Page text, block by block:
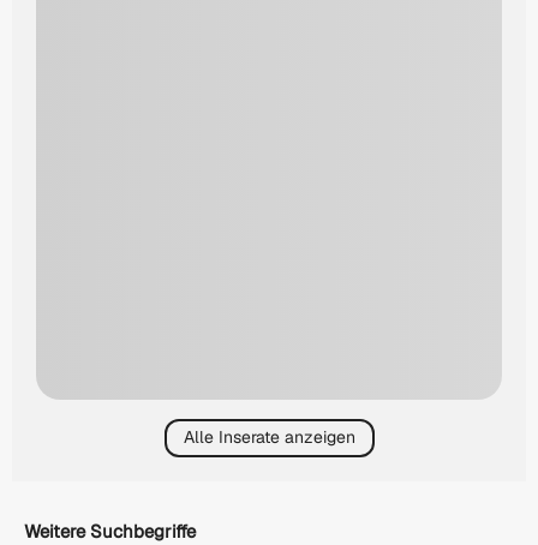
Alle Inserate anzeigen
Weitere Suchbegriffe